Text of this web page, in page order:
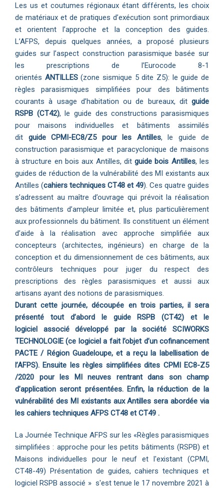
Les us et coutumes régionaux étant différents, les choix
de matériaux et de pratiques d’exécution sont primordiaux
et orientent l’approche et la conception des guides.
L’AFPS, depuis quelques années, a proposé plusieurs
guides sur l’aspect construction parasismique basée sur
les prescriptions de l’Eurocode 8-1
orientés ANTILLES(zone sismique 5 dite Z5): le guide de
règles parasismiques simplifiées pour des bâtiments
courants à usage d’habitation ou de bureaux, dit guide
RSPB (CT42), le guide des constructions parasismiques
pour maisons individuelles et bâtiments assimilés
dit guide CPMI-EC8/Z5 pour les Antilles, le guide de
construction parasismique et paracyclonique de maisons
à structure en bois aux Antilles, ditguide bois Antilles, les
guides de réduction de la vulnérabilité des MI existants aux
Antilles (cahiers techniques CT48 et 49). Ces quatre guides
s’adressent au maître d’ouvrage qui prévoit la réalisation
des bâtiments d’ampleur limitée et, plus particulièrement
aux professionnels du bâtiment. Ils constituent un élément
d’aide à la réalisation avec approche simplifiée aux
concepteurs (architectes, ingénieurs) en charge de la
conception et du dimensionnement de ces bâtiments, aux
contrôleurs techniques pour juger du respect des
prescriptions des règles parasismiques et aussi aux
artisans ayant des notions de parasismiques.
Durant cette journée, découpée en trois parties, il sera
présenté tout d’abord le guide RSPB (CT42) et le
logiciel associé développé par la société SCIWORKS
TECHNOLOGIE (ce logiciel a fait l’objet d’un cofinancement
PACTE / Région Guadeloupe, et a reçu la labellisation de
l’AFPS). Ensuite les règles simplifiées dites CPMI EC8-Z5
/2020 pour les MI neuves rentrant dans son champ
d’applicationseront présentées. Enfin, la réduction de la
vulnérabilité des MI existants aux Antilles sera abordée via
les cahiers techniques AFPS CT48 et CT49 .
La Journée Technique AFPS sur les «Règles parasismiques
simplifiées : approche pour les petits bâtiments (RSPB) et
Maisons individuelles pour le neuf et l'existant (CPMI,
CT48-49) Présentation de guides, cahiers techniques et
logiciel RSPB associé » s'est tenue le 17 novembre 2021 à